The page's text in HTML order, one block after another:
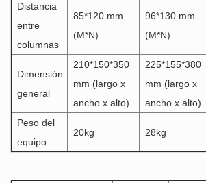
Distancia
entre
columnas
85*120 mm
(M*N)
96*130 mm
(M*N)
Dimensión
general
210*150*350
mm (largo x
ancho x alto)
225*155*380
mm (largo x
ancho x alto)
Peso del
equipo
20kg 28kg